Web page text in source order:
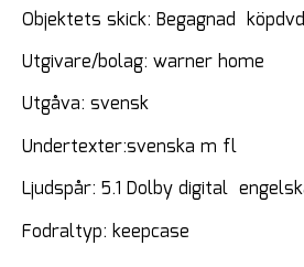
Objektets skick: Begagnad köpdvd
Utgivare/bolag: warner home
Utgåva: svensk
Undertexter:svenska m fl
Ljudspår: 5.1 Dolby digital
Fodraltyp: keepcase